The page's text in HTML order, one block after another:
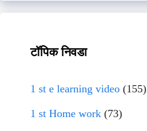
टॉपिक निवडा
1 st e learning video (155)
1 st Home work (73)